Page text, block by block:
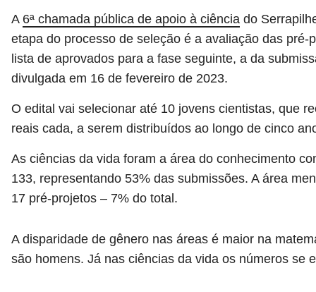
A 6ª chamada pública de apoio à ciência do
etapa do processo de seleção é a avaliação das
lista de aprovados para a fase seguinte, a da
divulgada em 16 de fevereiro de 2023.
O edital vai selecionar até 10 jovens cientistas, que
reais cada, a serem distribuídos ao longo de cinco
As ciências da vida foram a área do conhecimento
133, representando 53% das submissões. A área
17 pré-projetos – 7% do total.
A disparidade de gênero nas áreas é maior na
são homens. Já nas ciências da vida os números se